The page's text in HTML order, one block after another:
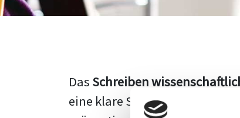
Das Schreiben
eine klare Struktur, einen